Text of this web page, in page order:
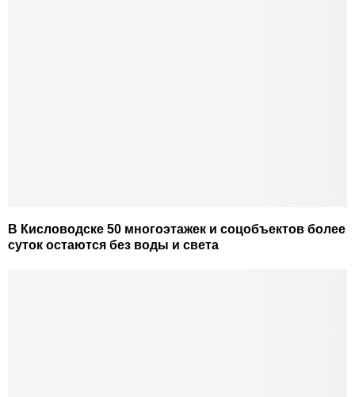
В Кисловодске 50 многоэтажек и соцобъектов более
суток остаются без воды и света